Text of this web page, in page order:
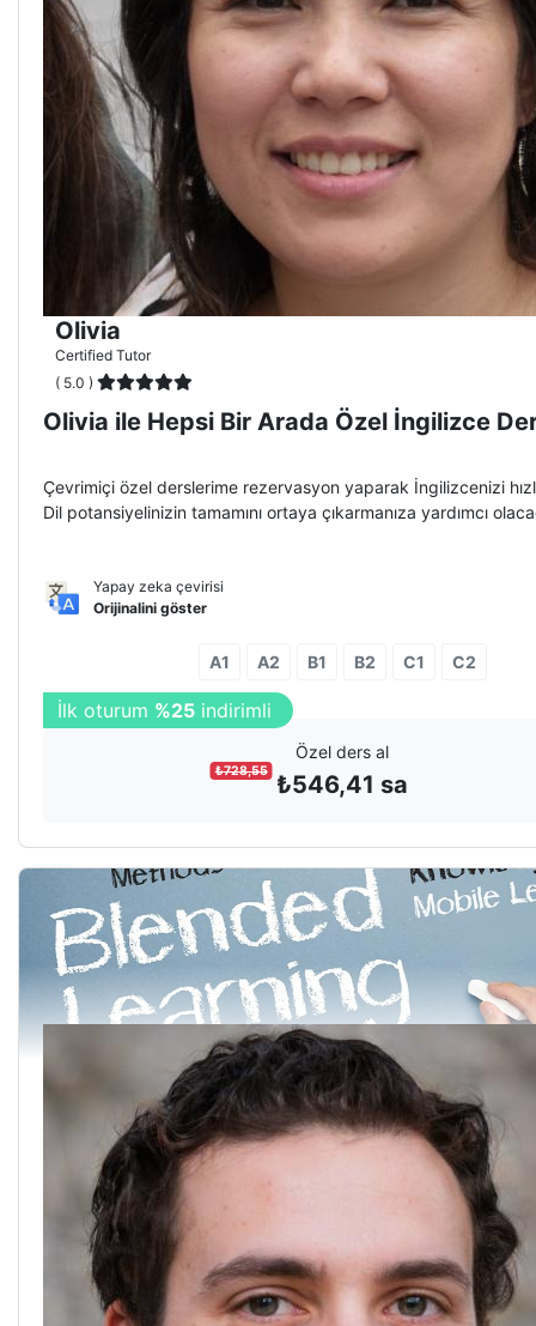
Olivia
Certified Tutor
( 5.0 )
Olivia ile Hepsi Bir Arada Özel İngilizce
Çevrimiçi özel derslerime rezervasyon yaparak İngilizcenizi
Dil potansiyelinizin tamamını ortaya çıkarmanıza yardımcı
Yapay zeka çevirisi
Orijinalini göster
A1 A2 B1 B2 C1 C2
3oturuma%10 indirim
Özel ders al
₺728,55 ₺546,41 sa